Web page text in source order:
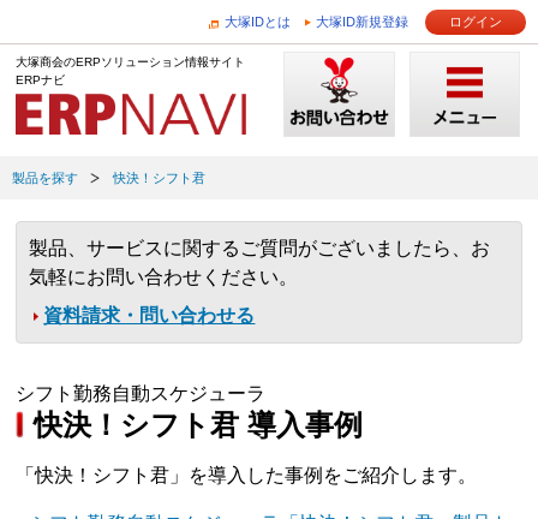
大塚IDとは 大塚ID新規登録 ログイン
大塚商会のERPソリューション情報サイト
ERPナビ
製品を探す 快決！シフト君
製品、サービスに関するご質問がございましたら、お
気軽にお問い合わせください。
資料請求・問い合わせる
シフト勤務自動スケジューラ
快決！シフト君 導入事例
「快決！シフト君」を導入した事例をご紹介します。